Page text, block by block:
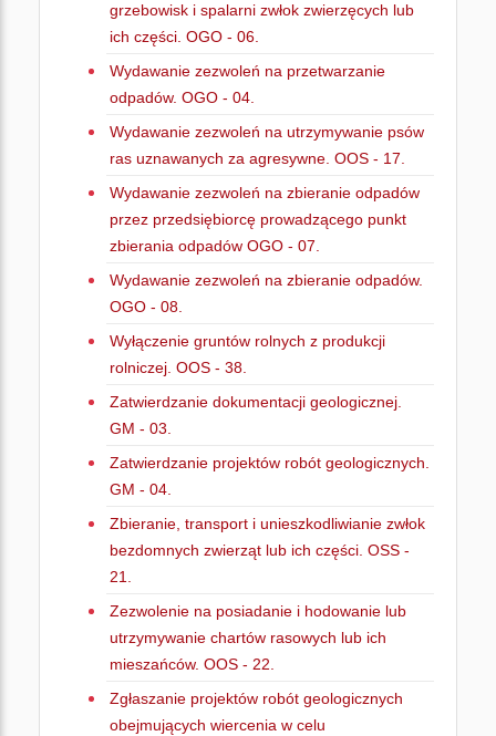
grzebowisk i spalarni zwłok zwierzęcych lub
ich części. OGO - 06.
Wydawanie zezwoleń na przetwarzanie
odpadów. OGO - 04.
Wydawanie zezwoleń na utrzymywanie psów
ras uznawanych za agresywne. OOS - 17.
Wydawanie zezwoleń na zbieranie odpadów
przez przedsiębiorcę prowadzącego punkt
zbierania odpadów OGO - 07.
Wydawanie zezwoleń na zbieranie odpadów.
OGO - 08.
Wyłączenie gruntów rolnych z produkcji
rolniczej. OOS - 38.
Zatwierdzanie dokumentacji geologicznej.
GM - 03.
Zatwierdzanie projektów robót geologicznych.
GM - 04.
Zbieranie, transport i unieszkodliwianie zwłok
bezdomnych zwierząt lub ich części. OSS -
21.
Zezwolenie na posiadanie i hodowanie lub
utrzymywanie chartów rasowych lub ich
mieszańców. OOS - 22.
Zgłaszanie projektów robót geologicznych
obejmujących wiercenia w celu